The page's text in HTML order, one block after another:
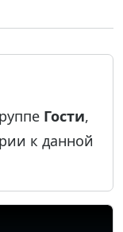
Гости,
к данной